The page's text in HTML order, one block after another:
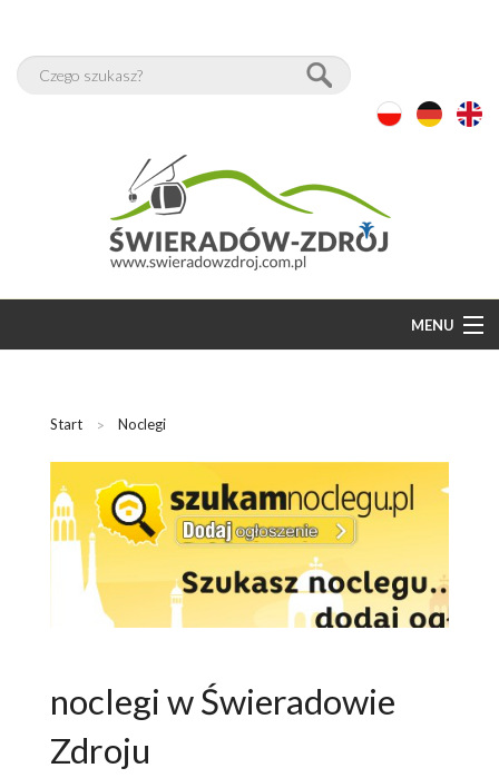
MENU
BAZA NOCLEGÓW
ATRAKCJE
AKTYWNIE
PAKIETY
USŁUGI DLA TURYSTY
Start Noclegi
noclegi w Świeradowie
Zdroju